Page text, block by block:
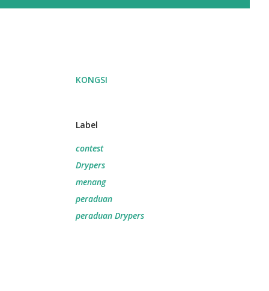
KONGSI
Label
contest
Drypers
menang
peraduan
peraduan Drypers